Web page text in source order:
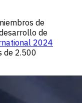
de
de
2024
de 2.500